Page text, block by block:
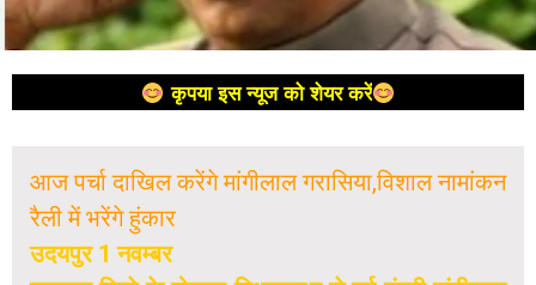
कृपया इस न्यूज को शेयर करें
आज पर्चा दाखिल करेंगे मांगीलाल गरासिया,विशाल नामांकन
रैली में भरेंगे हुंकार
उदयपुर 1 नवम्बर